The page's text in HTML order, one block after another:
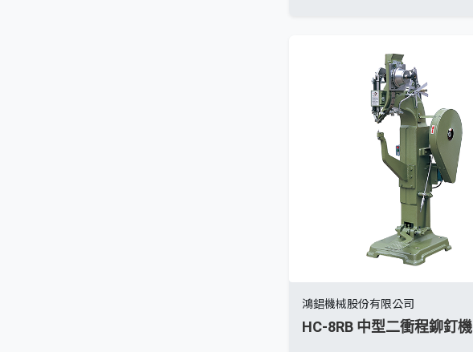
鴻錩機械股份有限公司
HC-8RB 中型二衝程鉚釘機